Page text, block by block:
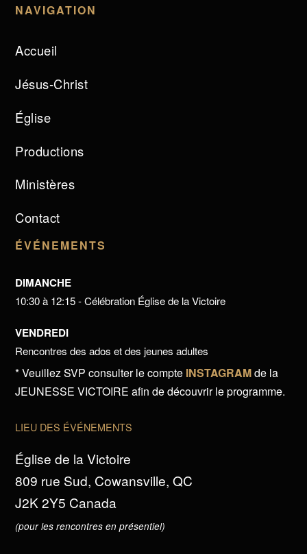
NAVIGATION
Accueil
Jésus-Christ
Église
Productions
Ministères
Contact
ÉVÉNEMENTS
DIMANCHE
10:30 à 12:15 - Célébration Église de la Victoire
VENDREDI
Rencontres des ados et des jeunes adultes
* Veuillez SVP consulter le compte INSTAGRAMde la
JEUNESSE VICTOIRE afin de découvrir le programme.
LIEU DES ÉVÉNEMENTS
Église de la Victoire
809 rue Sud, Cowansville, QC
J2K 2Y5 Canada
(pour les rencontres en présentiel)